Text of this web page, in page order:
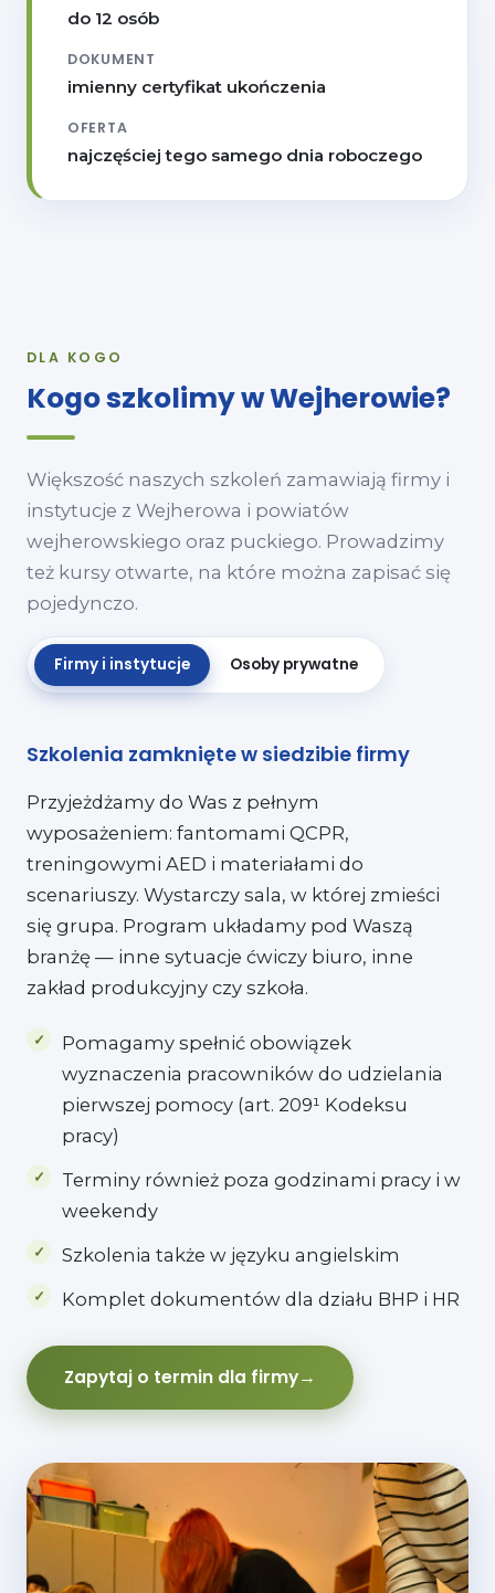
do 12 osób
DOKUMENT
imienny certyfikat ukończenia
OFERTA
najczęściej tego samego dnia roboczego
DLA KOGO
Kogo szkolimy w Wejherowie?
Większość naszych szkoleń zamawiają firmy i
instytucje z Wejherowa i powiatów
wejherowskiego oraz puckiego. Prowadzimy
też kursy otwarte, na które można zapisać się
pojedynczo.
Firmy i instytucje Osoby prywatne
Szkolenia zamknięte w siedzibie firmy
Przyjeżdżamy do Was z pełnym
wyposażeniem: fantomami QCPR,
treningowymi AED i materiałami do
scenariuszy. Wystarczy sala, w której zmieści
się grupa. Program układamy pod Waszą
branżę — inne sytuacje ćwiczy biuro, inne
zakład produkcyjny czy szkoła.
Pomagamy spełnić obowiązek
wyznaczenia pracowników do udzielania
pierwszej pomocy (art. 209¹ Kodeksu
pracy)
Terminy również poza godzinami pracy i w
weekendy
Szkolenia także w języku angielskim
Komplet dokumentów dla działu BHP i HR
Zapytaj o termin dla firmy→